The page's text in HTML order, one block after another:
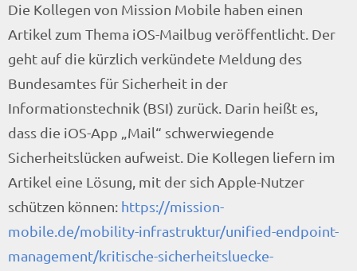
Die Kollegen von Mission Mobile haben einen
Artikel zum Thema iOS-Mailbug veröffentlicht. Der
geht auf die kürzlich verkündete Meldung des
Bundesamtes für Sicherheit in der
Informationstechnik (BSI) zurück. Darin heißt es,
dass die iOS-App „Mail“ schwerwiegende
Sicherheitslücken aufweist. Die Kollegen liefern im
Artikel eine Lösung, mit der sich Apple-Nutzer
schützen können: https://mission-
mobile.de/mobility-infrastruktur/unified-endpoint-
management/kritische-sicherheitsluecke-